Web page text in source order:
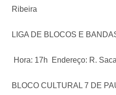
Ribeira
LIGA DE BLOCOS E
Hora: 17h Endereço: R.
BLOCO CULTURAL 7 DE